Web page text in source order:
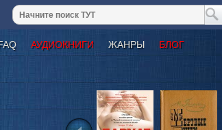
АУДИОКНИГИ ЖАНРЫ БЛОГ